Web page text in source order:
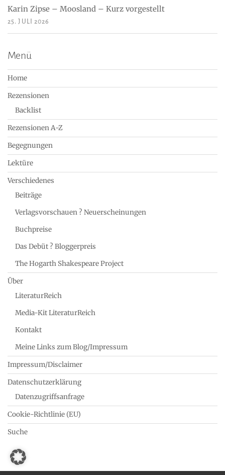
Karin Zipse – Moosland – Kurz vorgestellt
25. JULI 2026
Menü
Home
Rezensionen
Backlist
Rezensionen A-Z
Begegnungen
Lektüre
Verschiedenes
Beiträge
Verlagsvorschauen ? Neuerscheinungen
Buchpreise
Das Debüt ? Bloggerpreis
The Hogarth Shakespeare Project
Über
LiteraturReich
Media-Kit LiteraturReich
Kontakt
Meine Links zum Blog/Impressum
Impressum/Disclaimer
Datenschutzerklärung
Datenzugriffsanfrage
Cookie-Richtlinie (EU)
Suche